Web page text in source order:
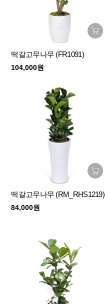
떡갈고무나무 (FR1091)
104,000원
떡갈고무나무 (RM_RHS1219)
84,000원